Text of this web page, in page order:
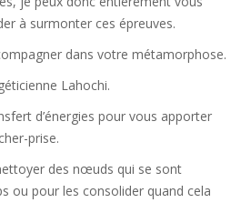
à surmonter ces épreuves.
dans votre métamorphose.
Lahochi.
d’énergies pour vous apporter
prise.
des nœuds qui se sont
ou pour les consolider quand cela